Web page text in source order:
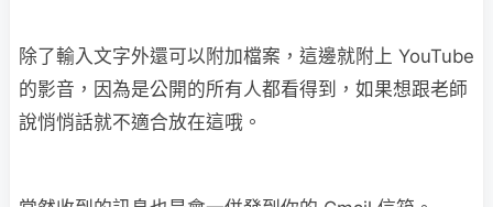
除了輸入文字外還可以附加檔案，這邊就附上 YouTube
的影音，因為是公開的所有人都看得到，如果想跟老師
說悄悄話就不適合放在這哦。